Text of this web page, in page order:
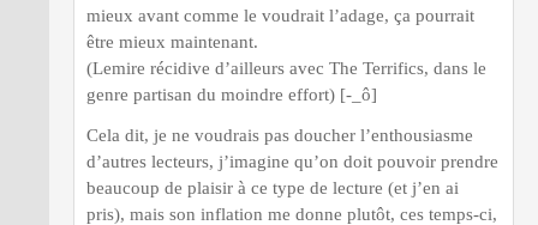
mieux avant comme le voudrait l’adage, ça pourrait
être mieux maintenant.
(Lemire récidive d’ailleurs avec The Terrifics, dans le
genre partisan du moindre effort) [-_ô]
Cela dit, je ne voudrais pas doucher l’enthousiasme
d’autres lecteurs, j’imagine qu’on doit pouvoir prendre
beaucoup de plaisir à ce type de lecture (et j’en ai
pris), mais son inflation me donne plutôt, ces temps-ci,